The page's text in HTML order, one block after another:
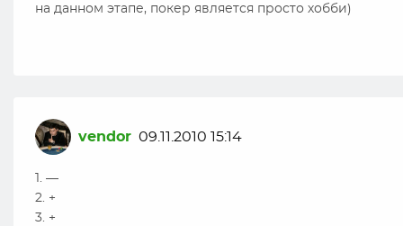
на данном этапе, покер является просто хобби)
vendor 09.11.2010 15:14
1. —
2. +
3. +